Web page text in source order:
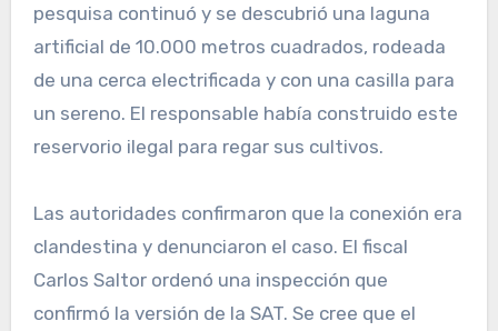
pesquisa continuó y se descubrió una laguna
artificial de 10.000 metros cuadrados, rodeada
de una cerca electrificada y con una casilla para
un sereno. El responsable había construido este
reservorio ilegal para regar sus cultivos.
Las autoridades confirmaron que la conexión era
clandestina y denunciaron el caso. El fiscal
Carlos Saltor ordenó una inspección que
confirmó la versión de la SAT. Se cree que el